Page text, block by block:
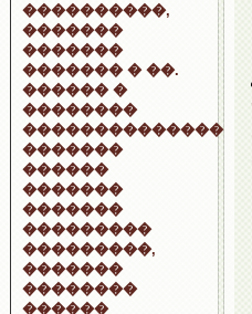
����������,
�������
�������
������� � ��.
������ �
��������
��������������
�������
������
�������
�������
���������
���������,
�������
��������
������